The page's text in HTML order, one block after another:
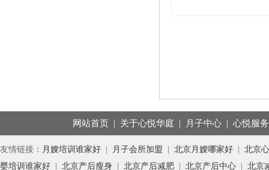
网站首页 | 关于心悦华庭 | 月子中心 |心悦服务
友情链接： 月嫂培训谁家好 月子会所加盟 北京月嫂哪家好
北京
婴培训谁家好
北京产后瘦身 北京产后减肥 北京产后中心
北京